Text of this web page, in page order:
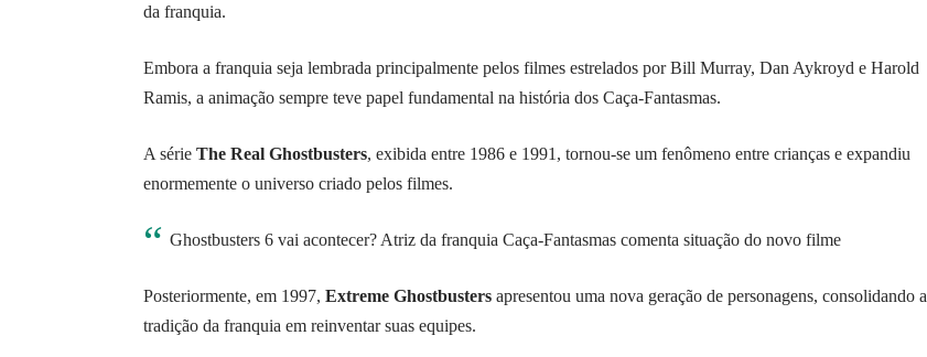
da franquia.
Embora a franquia seja lembrada principalmente pelos filmes estrelados por Bill Murray, Dan Aykroyd e Harold
Ramis, a animação sempre teve papel fundamental na história dos Caça-Fantasmas.
A série The Real Ghostbusters, exibida entre 1986 e 1991, tornou-se um fenômeno entre crianças e expandiu
enormemente o universo criado pelos filmes.
Ghostbusters 6 vai acontecer? Atriz da franquia Caça-Fantasmas comenta situação do novo filme
Posteriormente, em 1997, Extreme Ghostbusters apresentou uma nova geração de personagens, consolidando a
tradição da franquia em reinventar suas equipes.